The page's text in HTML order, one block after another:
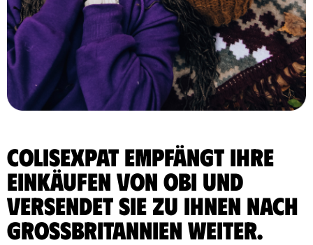
ColisExpat empfängt Ihre
Einkäufen von Obi und
versendet sie zu Ihnen nach
Grossbritannien weiter.